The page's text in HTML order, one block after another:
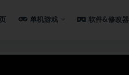
单机游戏 软件&修改器